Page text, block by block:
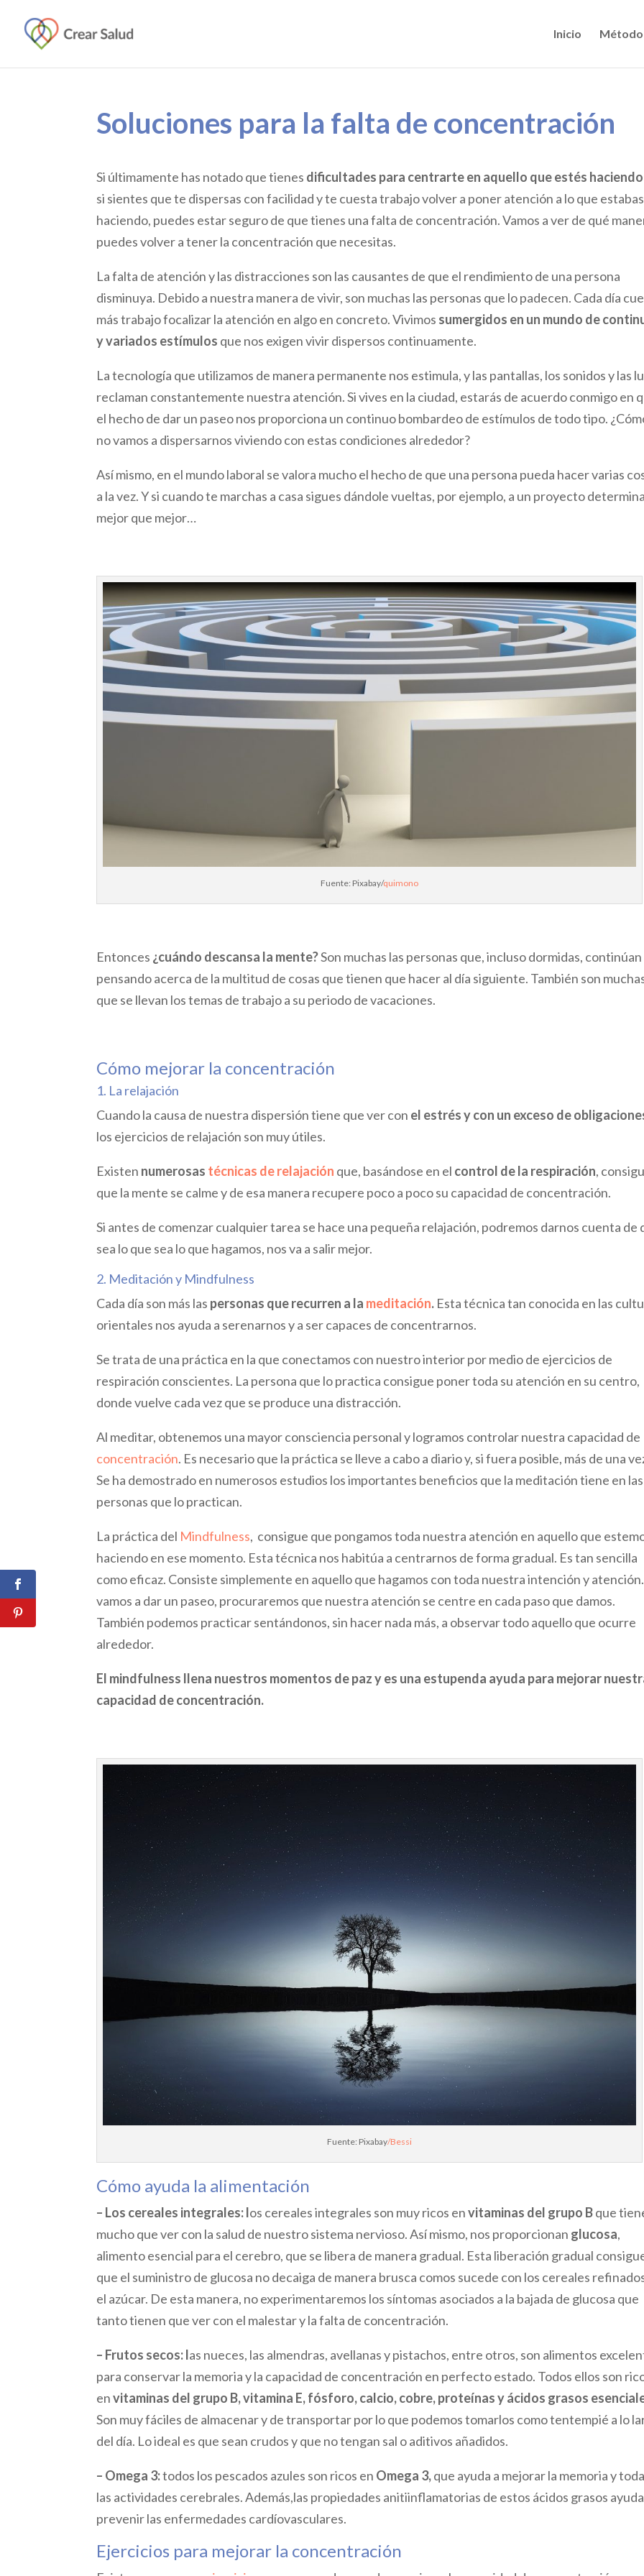
Inicio Método
Soluciones para la falta de concentración
Si últimamente has notado que tienes dificultades para centrarte en aquello que estés
si sientes que te dispersas con facilidad y te cuesta trabajo volver a poner atención a lo que estabas
haciendo, puedes estar seguro de que tienes una falta de concentración. Vamos a ver de qué
puedes volver a tener la concentración que necesitas.
La falta de atención y las distracciones son las causantes de que el rendimiento de una persona
disminuya. Debido a nuestra manera de vivir, son muchas las personas que lo padecen. Cada día
más trabajo focalizar la atención en algo en concreto. Vivimos sumergidos en un mundo de
y variados estímulos que nos exigen vivir dispersos continuamente.
La tecnología que utilizamos de manera permanente nos estimula, y las pantallas, los sonidos y las
reclaman constantemente nuestra atención. Si vives en la ciudad, estarás de acuerdo conmigo en
el hecho de dar un paseo nos proporciona un continuo bombardeo de estímulos de todo tipo.
no vamos a dispersarnos viviendo con estas condiciones alrededor?
Así mismo, en el mundo laboral se valora mucho el hecho de que una persona pueda hacer varias
a la vez. Y si cuando te marchas a casa sigues dándole vueltas, por ejemplo, a un proyecto
mejor que mejor…
Fuente: Pixabay/quimono
Entonces ¿cuándo descansa la mente?Son muchas las personas que, incluso dormidas, continúan
pensando acerca de la multitud de cosas que tienen que hacer al día siguiente. También son
que se llevan los temas de trabajo a su periodo de vacaciones.
Cómo mejorar la concentración
1. La relajación
Cuando la causa de nuestra dispersión tiene que ver con el estrés y con un exceso de
los ejercicios de relajación son muy útiles.
Existen numerosas técnicas de relajación que, basándose en el control de la respiración,
que la mente se calme y de esa manera recupere poco a poco su capacidad de concentración.
Si antes de comenzar cualquier tarea se hace una pequeña relajación, podremos darnos cuenta de
sea lo que sea lo que hagamos, nos va a salir mejor.
2. Meditación y Mindfulness
Cada día son más las personas que recurren a la meditación. Esta técnica tan conocida en las
orientales nos ayuda a serenarnos y a ser capaces de concentrarnos.
Se trata de una práctica en la que conectamos con nuestro interior por medio de ejercicios de
respiración conscientes. La persona que lo practica consigue poner toda su atención en su centro,
donde vuelve cada vez que se produce una distracción.
Al meditar, obtenemos una mayor consciencia personal y logramos controlar nuestra capacidad de
concentración. Es necesario que la práctica se lleve a cabo a diario y, si fuera posible, más de una
Se ha demostrado en numerosos estudios los importantes beneficios que la meditación tiene en las
personas que lo practican.
La práctica del Mindfulness, consigue que pongamos toda nuestra atención en aquello que
haciendo en ese momento. Esta técnica nos habitúa a centrarnos de forma gradual. Es tan sencilla
como eficaz. Consiste simplemente en aquello que hagamos con toda nuestra intención y
vamos a dar un paseo, procuraremos que nuestra atención se centre en cada paso que damos.
También podemos practicar sentándonos, sin hacer nada más, a observar todo aquello que ocurre
alrededor.
El mindfulness llena nuestros momentos de paz y es una estupenda ayuda para mejorar
capacidad de concentración.
Fuente: Pixabay/Bessi
Cómo ayuda la alimentación
– Los cereales integrales: los cereales integrales son muy ricos envitaminas del grupo Bque
mucho que ver con la salud de nuestro sistema nervioso. Así mismo, nos proporcionan glucosa,
alimento esencial para el cerebro, que se libera de manera gradual. Esta liberación gradual
que el suministro de glucosa no decaiga de manera brusca comos sucede con los cereales
el azúcar. De esta manera, no experimentaremos los síntomas asociados a la bajada de glucosa que
tanto tienen que ver con el malestar y la falta de concentración.
– Frutos secos: las nueces, las almendras, avellanas y pistachos, entre otros, son alimentos
para conservar la memoria y la capacidad de concentración en perfecto estado. Todos ellos son
envitaminas del grupo B, vitamina E, fósforo, calcio, cobre, proteínas y ácidos grasos
Son muy fáciles de almacenar y de transportar por lo que podemos tomarlos como tentempié a lo
del día. Lo ideal es que sean crudos y que no tengan sal o aditivos añadidos.
– Omega 3:todos los pescados azules son ricos en Omega 3,que ayuda a mejorar la memoria y
las actividades cerebrales. Además,las propiedades anitiinflamatorias de estos ácidos grasos
prevenir las enfermedades cardíovasculares.
Ejercicios para mejorar la concentración